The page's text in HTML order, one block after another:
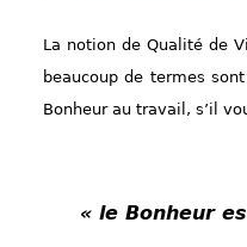
La notion de Qualité de
beaucoup de termes
Bonheur au travail, s’il
« le Bonheur